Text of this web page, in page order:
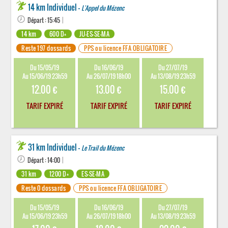
14 km Individuel - L'Appel du Mézenc
Départ : 15:45
14 km
600 D+
JU-ES-SE-MA
Reste 197 dossards
PPS ou licence FFA OBLIGATOIRE
Du 15/05/19
Au 15/06/19 23h59
12.00 €
TARIF EXPIRÉ
Du 16/06/19
Au 26/07/19 18h00
13.00 €
TARIF EXPIRÉ
Du 27/07/19
Au 13/08/19 23h59
15.00 €
TARIF EXPIRÉ
31 km Individuel - Le Trail du Mézenc
Départ : 14:00
31 km
1200 D+
ES-SE-MA
Reste 0 dossards
PPS ou licence FFA OBLIGATOIRE
Du 15/05/19
Au 15/06/19 23h59
Du 16/06/19
Au 26/07/19 18h00
Du 27/07/19
Au 13/08/19 23h59